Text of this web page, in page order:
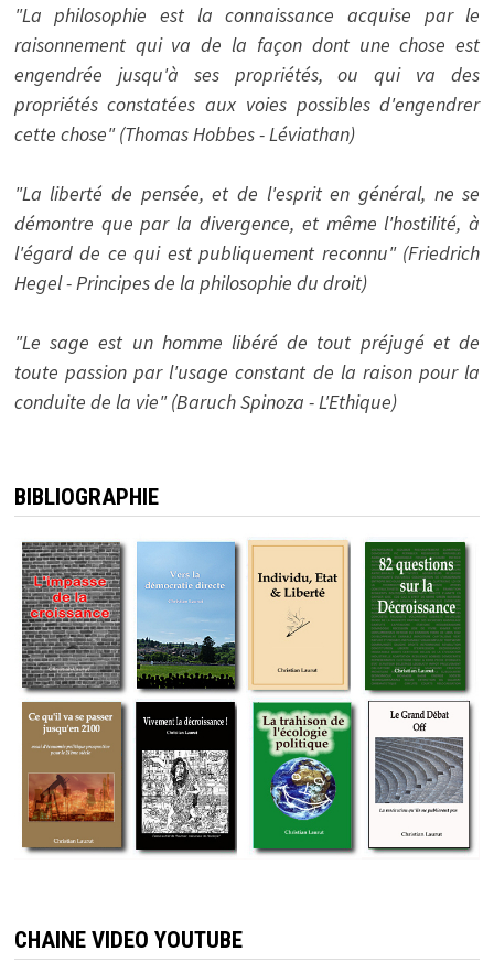
"La philosophie est la connaissance acquise par le
raisonnement qui va de la façon dont une chose est
engendrée jusqu'à ses propriétés, ou qui va des
propriétés constatées aux voies possibles d'engendrer
cette chose" (Thomas Hobbes - Léviathan)
"La liberté de pensée, et de l'esprit en général, ne se
démontre que par la divergence, et même l'hostilité, à
l'égard de ce qui est publiquement reconnu" (Friedrich
Hegel - Principes de la philosophie du droit)
"Le sage est un homme libéré de tout préjugé et de
toute passion par l'usage constant de la raison pour la
conduite de la vie" (Baruch Spinoza - L'Ethique)
BIBLIOGRAPHIE
CHAINE VIDEO YOUTUBE